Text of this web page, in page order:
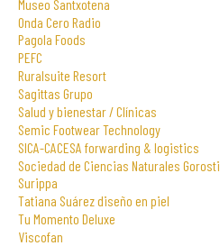
Museo Santxotena
Onda Cero Radio
Pagola Foods
PEFC
Ruralsuite Resort
Sagittas Grupo
Salud y bienestar / Clínicas
Semic Footwear Technology
SICA-CACESA forwarding & logistics
Sociedad de Ciencias Naturales Gorosti
Surippa
Tatiana Suárez diseño en piel
Tu Momento Deluxe
Viscofan